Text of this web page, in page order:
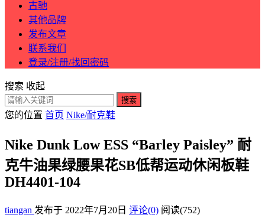
古驰
其他品牌
发布文章
联系我们
登录/注册/找回密码
搜索 收起
搜索
您的位置 首页 Nike/耐克鞋
Nike Dunk Low ESS “Barley Paisley” 耐
克牛油果绿腰果花SB低帮运动休闲板鞋
DH4401-104
tiangan 发布于 2022年7月20日 评论(0) 阅读(752)